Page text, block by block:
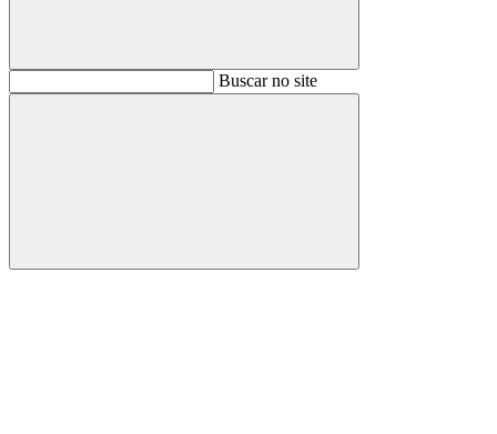
BuscarBuscar no site
Buscar